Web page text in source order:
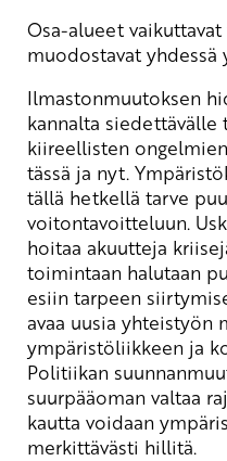
Osa-alueet
muodostavat yhdessä
Ilmastonmuutoksen
kannalta
kiireellisten
tässä ja nyt.
tällä hetkellä tarve
voitontavoitteluun.
hoitaa akuutteja
toimintaan halutaan
esiin tarpeen
avaa uusia yhteistyön
ympäristöliikkeen ja
Politiikan
suurpääoman valtaa
kautta voidaan
merkittävästi hillitä.